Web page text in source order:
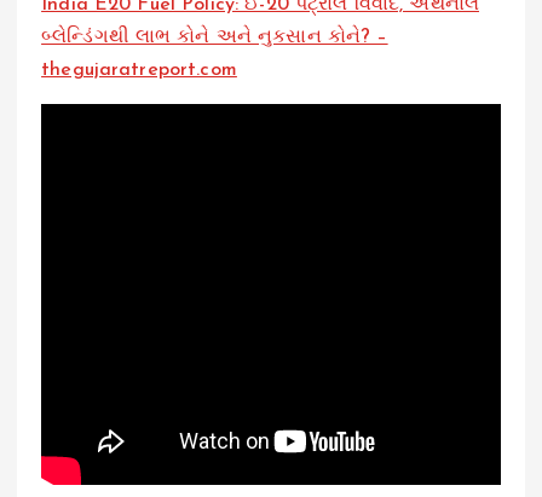
India E20 Fuel Policy: ઈ-20 પેટ્રોલ વિવાદ, એથેનોલ
બ્લેન્ડિંગથી લાભ કોને અને નુકસાન કોને? –
thegujaratreport.com